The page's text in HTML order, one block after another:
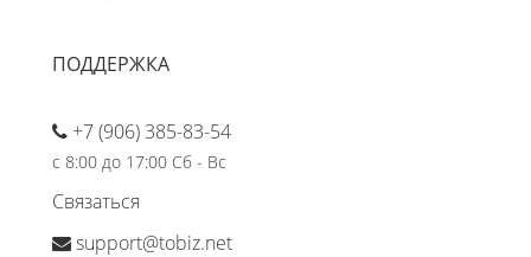
ПОДДЕРЖКА
+7 (906) 385-83-54
с 8:00 до 17:00 Сб - Вс
Связаться
support@tobiz.net